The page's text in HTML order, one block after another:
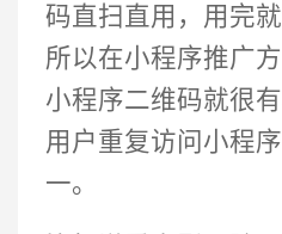
码直扫直用，用完
所以在小程序推广
小程序二维码就很
用户重复访问小程
一。